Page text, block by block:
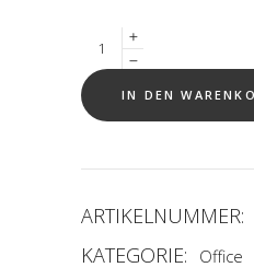
Quantity
IN DEN
ARTIKELNUMMER:
KATEGORIE: Office